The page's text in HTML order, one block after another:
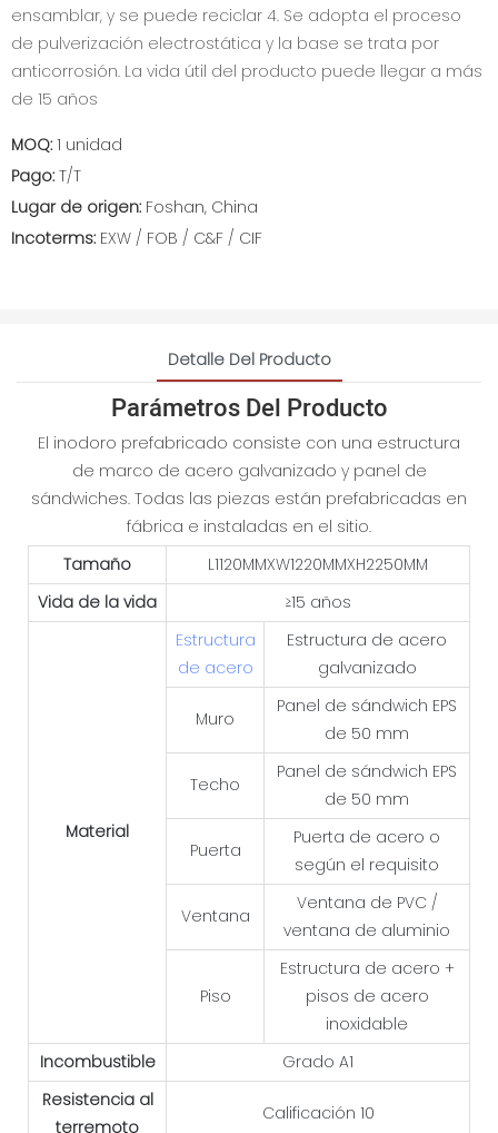
ensamblar, y se puede reciclar 4. Se adopta el proceso
de pulverización electrostática y la base se trata por
anticorrosión. La vida útil del producto puede llegar a más
de 15 años
MOQ: 1 unidad
Pago: T/T
Lugar de origen: Foshan, China
Incoterms: EXW / FOB / C&F / CIF
Detalle Del Producto
Parámetros Del Producto
El inodoro prefabricado consiste con una estructura
de marco de acero galvanizado y panel de
sándwiches. Todas las piezas están prefabricadas en
fábrica e instaladas en el sitio.
Tamaño
L1120MMXW1220MMXH2250MM
Vida de la vida
≥15 años
Material
Estructura
de acero
Estructura de acero
galvanizado
Muro
Panel de sándwich EPS
de 50 mm
Techo
Panel de sándwich EPS
de 50 mm
Puerta
Puerta de acero o
según el requisito
Ventana
Ventana de PVC /
ventana de aluminio
Piso
Estructura de acero +
pisos de acero
inoxidable
Incombustible
Grado A1
Resistencia al
terremoto
Calificación 10